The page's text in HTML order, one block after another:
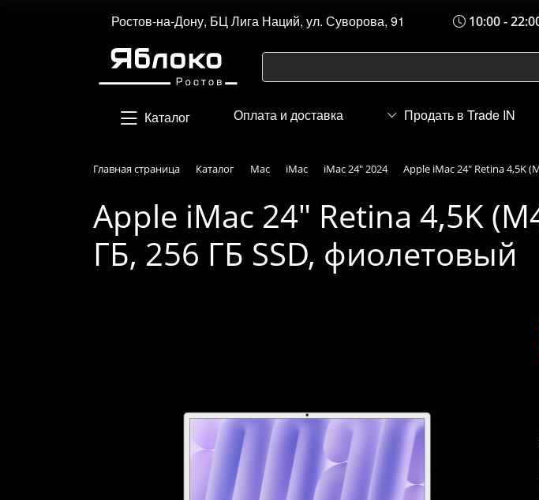
Ростов-на-Дону, БЦ Лига Наций, ул. Суворова, 91 10:00 -
Каталог Оплата и доставка Продать в Trade IN
Главная страница Каталог Mac iMac iMac 24" 2024 Apple iMac 24" Retina 4,5K
Apple iMac 24" Retina 4,5K
ГБ, 256 ГБ SSD, фиолетовый